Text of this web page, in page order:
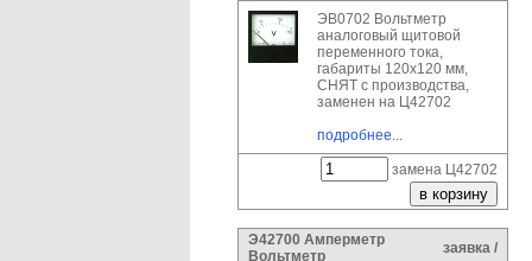
ЭВ0702 Вольтметр
аналоговый щитовой
переменного тока,
габариты 120х120 мм,
СНЯТ с производства,
заменен на Ц42702
подробнее...
замена Ц42702
Э42700 Амперметр
Вольтметр
заявка /